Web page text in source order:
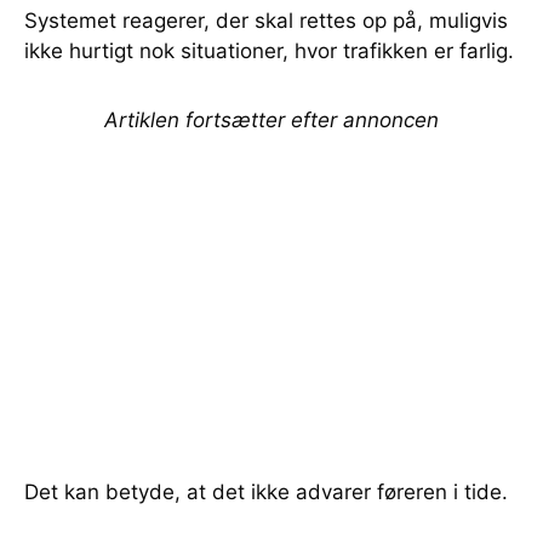
Systemet reagerer, der skal rettes op på, muligvis
ikke hurtigt nok situationer, hvor trafikken er farlig.
Artiklen fortsætter efter annoncen
Det kan betyde, at det ikke advarer føreren i tide.